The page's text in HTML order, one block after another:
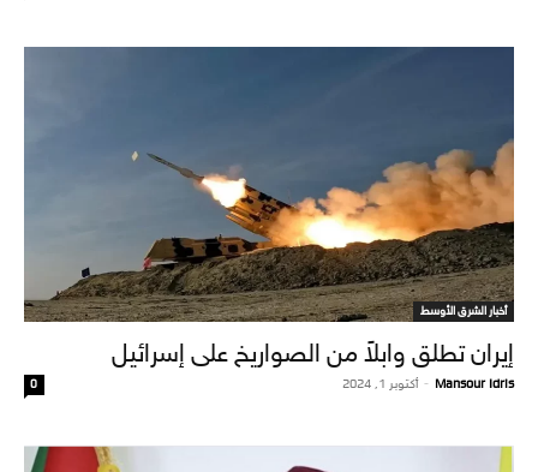
أخبار الشرق الأوسط
إيران تطلق وابلاً من الصواريخ على إسرائيل
Mansour Idris
- أكتوبر 1, 2024 0